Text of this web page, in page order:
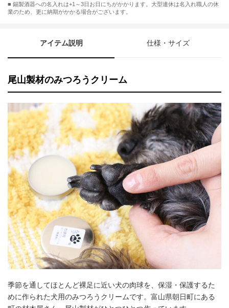
■ 錫製酒器への名入れは+1～3日お日にちがかかります。大型連休は名入れ職人の休
業のため、更に納期がかかる場合がございます。
アイテム説明 仕様・サイズ
尾山製材のみつろうクリーム
季節を通してほとんど裸足に近い犬の肉球を、保湿・保護するた
めに作られた犬用のみつろうクリームです。富山県朝日町にある